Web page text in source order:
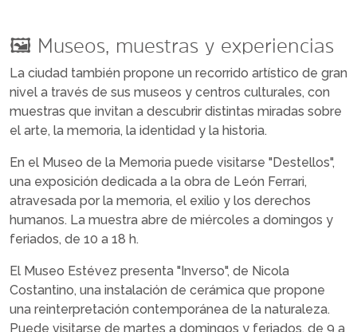
🖼️ Museos, muestras y experiencias
La ciudad también propone un recorrido artístico de gran
nivel a través de sus museos y centros culturales, con
muestras que invitan a descubrir distintas miradas sobre
el arte, la memoria, la identidad y la historia.
En el Museo de la Memoria puede visitarse "Destellos",
una exposición dedicada a la obra de León Ferrari,
atravesada por la memoria, el exilio y los derechos
humanos. La muestra abre de miércoles a domingos y
feriados, de 10 a 18 h.
El Museo Estévez presenta "Inverso", de Nicola
Costantino, una instalación de cerámica que propone
una reinterpretación contemporánea de la naturaleza.
Puede visitarse de martes a domingos y feriados, de 9 a